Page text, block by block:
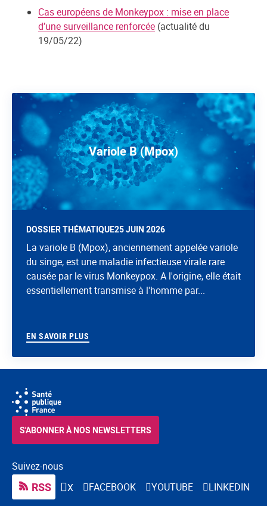
Cas européens de Monkeypox : mise en place
d’une surveillance renforcée (actualité du
19/05/22)
Variole B (Mpox)
DOSSIER THÉMATIQUE25 JUIN 2026
La variole B (Mpox), anciennement appelée variole
du singe, est une maladie infectieuse virale rare
causée par le virus Monkeypox. A l'origine, elle était
essentiellement transmise à l'homme par...
EN SAVOIR PLUS
Suivez-nous
RSS X FACEBOOK YOUTUBE LINKEDIN
S'ABONNER À NOS NEWSLETTERS